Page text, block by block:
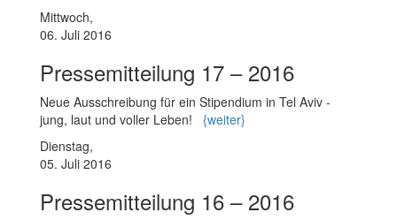
Mittwoch,
06. Juli 2016
Pressemitteilung 17 – 2016
Neue Ausschreibung für ein Stipendium in Tel Aviv -
jung, laut und voller Leben! {weiter}
Dienstag,
05. Juli 2016
Pressemitteilung 16 – 2016